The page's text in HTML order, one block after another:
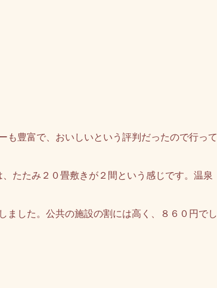
も豊富で、おいしいという評判だったので行って
たたみ２０畳敷きが２間という感じです。温泉
ました。公共の施設の割には高く、８６０円でし